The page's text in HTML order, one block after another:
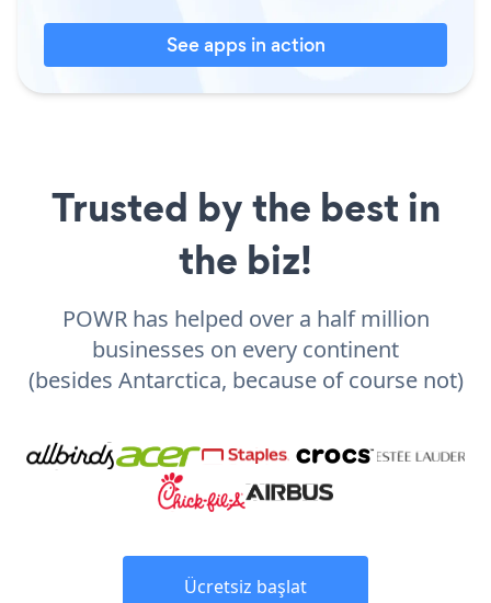
See apps in action
Trusted by the best in
the biz!
POWR has helped over a half million
businesses on every continent
(besides Antarctica, because of course not)
Ücretsiz başlat